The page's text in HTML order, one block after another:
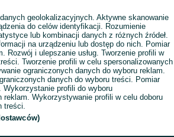
geolokalizacyjnych. Aktywne skanowanie
do celów identyfikacji. Rozumienie
lub kombinacji danych z różnych źródeł.
na urządzeniu lub dostęp do nich. Pomiar
Rozwój i ulepszanie usług. Tworzenie profili w
Tworzenie profili w celu spersonalizowanych
ograniczonych danych do wyboru reklam.
danych do wyboru treści. Pomiar
profili do wyboru
reklam. Wykorzystywanie profili w celu doboru
treści.